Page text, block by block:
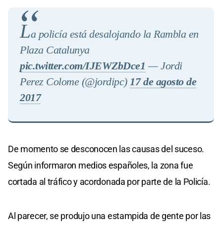
La policía está desalojando la Rambla en
Plaza Catalunya
pic.twitter.com/IJEWZbDce1 — Jordi
Perez Colome (@jordipc)17 de agosto de
2017
De momento se desconocen las causas del suceso.
Según informaron medios españoles, la zona fue
cortada al tráfico y acordonada por parte de la Policía.
Al parecer, se produjo una estampida de gente por las